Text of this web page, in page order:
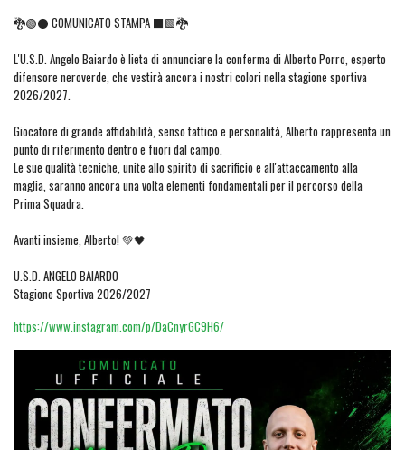
🐉🟢⚫ COMUNICATO STAMPA ⬛🟩🐉
L'U.S.D. Angelo Baiardo è lieta di annunciare la conferma di Alberto Porro, esperto
difensore neroverde, che vestirà ancora i nostri colori nella stagione sportiva
2026/2027.
Giocatore di grande affidabilità, senso tattico e personalità, Alberto rappresenta un
punto di riferimento dentro e fuori dal campo.
Le sue qualità tecniche, unite allo spirito di sacrificio e all'attaccamento alla
maglia, saranno ancora una volta elementi fondamentali per il percorso della
Prima Squadra.
Avanti insieme, Alberto! 💚🖤
U.S.D. ANGELO BAIARDO
Stagione Sportiva 2026/2027
https://www.instagram.com/p/DaCnyrGC9H6/